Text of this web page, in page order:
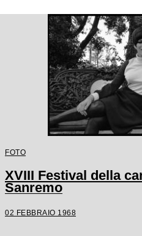
FOTO
XVIII Festival della
Sanremo
02 FEBBRAIO 1968